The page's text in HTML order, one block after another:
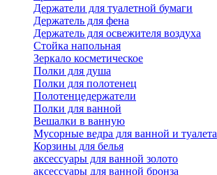
Держатели для туалетной бумаги
Держатель для фена
Держатель для освежителя воздуха
Стойка напольная
Зеркало косметическое
Полки для душа
Полки для полотенец
Полотенцедержатели
Полки для ванной
Вешалки в ванную
Мусорные ведра для ванной и туалета
Корзины для белья
аксессуары для ванной золото
аксессуары для ванной бронза